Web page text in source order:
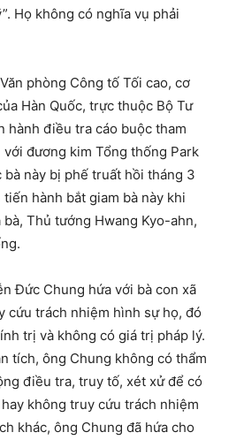
Họ không có nghĩa vụ phải
phòng Công tố Tối cao, cơ
Hàn Quốc, trực thuộc Bộ Tư
hành điều tra cáo buộc tham
đương kim Tổng thống Park
này bị phế truất hồi tháng 3
hành bắt giam bà này khi
Thủ tướng Hwang Kyo-ahn,
Đức Chung hứa với bà con xã
cứu trách nhiệm hình sự họ, đó
trị và không có giá trị pháp lý.
tích, ông Chung không có thẩm
điều tra, truy tố, xét xử để có
không truy cứu trách nhiệm
khác, ông Chung đã hứa cho